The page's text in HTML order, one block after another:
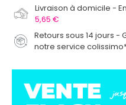
Livraison à domicile
5,65 €
Retours sous 14 jours -
notre service